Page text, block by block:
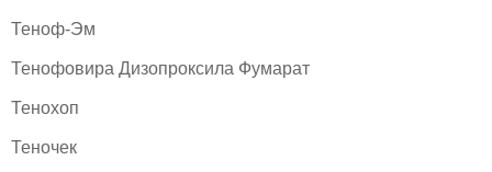
Теноф-Эм
Тенофовира Дизопроксила Фумарат
Тенохоп
Теночек